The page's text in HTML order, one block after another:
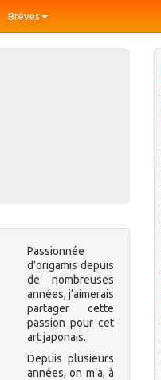
Brèves
Passionnée
d’origamis depuis
de nombreuses
années, j’aimerais
partager cette
passion pour cet
art japonais.
Depuis plusieurs
années, on m’a, à